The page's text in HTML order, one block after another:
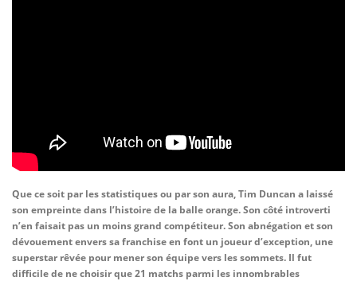
Que ce soit par les statistiques ou par son aura, Tim Duncan a laissé
son empreinte dans l’histoire de la balle orange. Son côté introverti
n’en faisait pas un moins grand compétiteur. Son abnégation et son
dévouement envers sa franchise en font un joueur d’exception, une
superstar rêvée pour mener son équipe vers les sommets. Il fut
difficile de ne choisir que 21 matchs parmi les innombrables